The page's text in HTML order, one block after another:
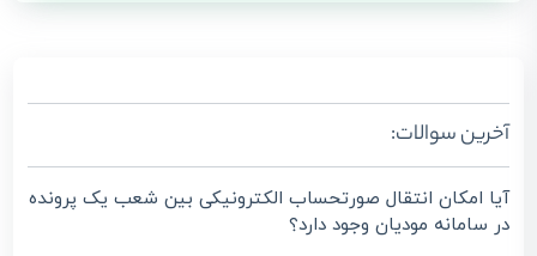
آخرین سوالات:
آیا امکان انتقال صورتحساب الکترونیکی بین شعب یک پرونده
در سامانه مودیان وجود دارد؟